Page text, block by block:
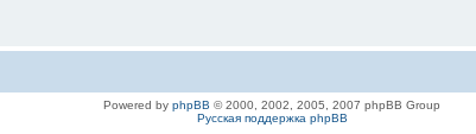
Powered by phpBB © 2000, 2002, 2005, 2007 phpBB Group
Русская поддержка phpBB